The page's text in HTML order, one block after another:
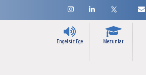
Mezunlar
Engelsiz Ege